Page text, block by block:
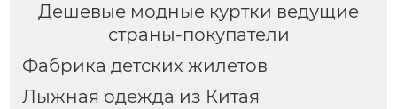
Дешевые модные куртки ведущие
страны-покупатели
Фабрика детских жилетов
Лыжная одежда из Китая